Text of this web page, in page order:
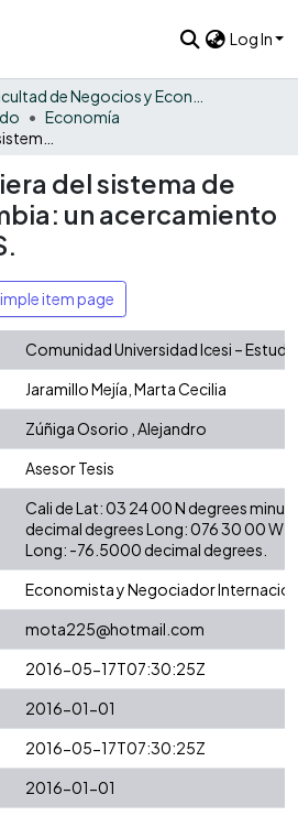
Log In
Economía
del sistema de
un acercamiento
item page
Comunidad Universidad Icesi –
Jaramillo Mejía, Marta Cecilia
Zúñiga Osorio , Alejandro
Asesor Tesis
Cali de Lat: 03 24 00 N degrees
decimal degrees Long: 076 30 00 W
Long: -76.5000 decimal degrees.
Economista y Negociador
mota225@hotmail.com
2016-05-17T07:30:25Z
2016-01-01
2016-05-17T07:30:25Z
2016-01-01